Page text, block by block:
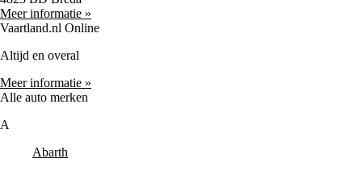
Meer informatie »
Vaartland.nl Online
Altijd en overal
Meer informatie »
Alle auto merken
A
Abarth